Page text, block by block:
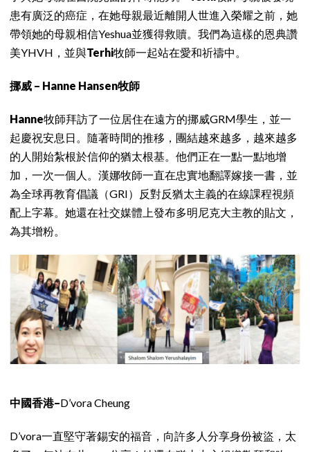
患有廣泛的癌症，在她母親最近離開人世進入榮耀之前，她
帶領她的母親相信Yeshua並獲得救贖。我們為這樣的恩典讚
美YHVH，並與Terhi牧師一起站在愛和祈禱中。
挪威 – Hanne Hansen牧師
Hanne牧師拜訪了一位居住在遠方的挪威GRM學生，並一
起慶祝安息日。隨著時間的推移，團結越來越多，越來越多
的人開始紮根於信仰的猶太根基。他們正在一點一點地增
加，一次一個人。漢娜牧師一直在忠實地翻譯嫁接一書，並
為全球再教育倡議（GRI）反對反猶太主義的在線課程視頻
配上字幕。她還在社交媒體上發布多明尼克大主教的貼文，
為其增粉。
中國香港–D’vora Cheung
D’vora一直堅守著錫安的福音，向許多人分享身份被盜，太